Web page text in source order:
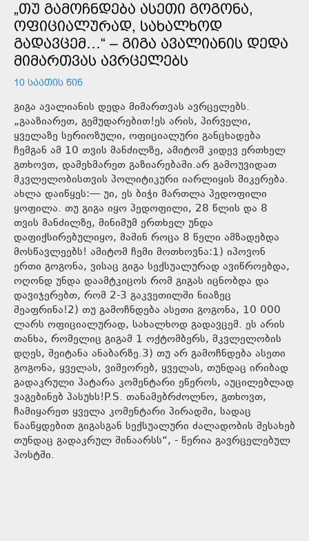
„ᲗᲣ ᲒᲐᲛᲝᲩᲜᲓᲔᲑᲐ ᲐᲡᲔᲗᲘ ᲒᲝᲒᲝᲜᲐ,
ᲝᲤᲘᲪᲘᲐᲚᲣᲠᲐᲓ, ᲡᲐᲮᲐᲚᲮᲝᲓ
ᲒᲐᲓᲐᲕᲪᲔᲛ…“ – ᲒᲘᲒᲐ ᲐᲕᲐᲚᲘᲐᲜᲘᲡ ᲓᲔᲓᲐ
ᲛᲘᲛᲐᲠᲗᲕᲐᲡ ᲐᲕᲠᲪᲔᲚᲔᲑᲡ
10 ᲡᲐᲐᲗᲘᲡ ᲬᲘᲜ
გიგა ავალიანის დედა მიმართვას ავრცელებს.
„გააზიარეთ, გემუდარებით!ეს არის, პირველი,
ყველაზე სერიოზული, ოფიციალური განცხადება
ჩემგან ამ 10 თვის მანძილზე, ამიტომ კიდევ ერთხელ
გთხოვთ, დამეხმარეთ გაზიარებაში.არ გამოუვიდათ
მკვლელობისთვის პოლიტიკური იარლიყის მიკერება.
ახლა დაიწყეს:— უი, ეს ბიჭი მართლა პედოფილი
ყოფილა. თუ გიგა იყო პედოფილი, 28 წლის და 8
თვის მანძილზე, მინიმუმ ერთხელ უნდა
დაფიქსირებულიყო, მაშინ როცა 8 წელი ამზადებდა
მოსწავლეებს! ამიტომ ჩემი მოთხოვნა:1) იპოვონ
ერთი გოგონა, ვისაც გიგა სექსუალურად ავიწროებდა,
ოღონდ უნდა დაამტკიცოს რომ გიგას იცნობდა და
დავიჯერებთ, რომ 2-3 გაკვეთილში ნიაზეც
შეაფრინა!2) თუ გამოჩნდება ასეთი გოგონა, 10 000
ლარს ოფიციალურად, სახალხოდ გადავცემ. ეს არის
თანხა, რომელიც გიგამ 1 ოქტომბერს, მკვლელობის
დღეს, შეიტანა ანაბარზე.3) თუ არ გამოჩნდება ასეთი
გოგონა, ყველას, ვიმეორებ, ყველას, თუნდაც ირიბად
გადაკრული პატარა კომენტარი ეწეროს, აუცილებლად
ვაგებინებ პასუხს!P.S. თანამებრძოლნო, გთხოვთ,
ჩამიყარეთ ყველა კომენტარი პირადში, სადაც
წააწყდებით გიგასგან სექსუალური ძალადობის შესახებ
თუნდაც გადაკრულ შინაარსს“, - წერია გავრცელებულ
პოსტში.